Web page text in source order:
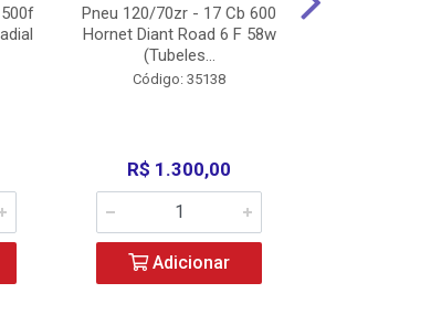
Pneu 120/70zr - 17 Cb 600
Hornet Diant Road 6 F 58w
(Tubeles...
Código: 35138
R$ 1.300,00
Adicionar